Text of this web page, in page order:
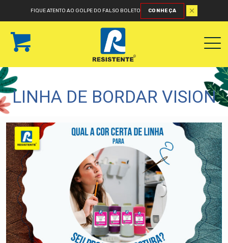
FIQUE ATENTO AO GOLPE DO FALSO BOLETO CONHEÇA
LINHA DE BORDAR VISION